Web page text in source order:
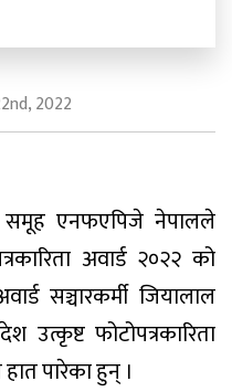
2022
समूह एनफएपिजे नेपालले
अवार्ड २०२२ को
सञ्चारकर्मी जियालाल
फोटोपत्रकारिता
पारेका हुन् ।